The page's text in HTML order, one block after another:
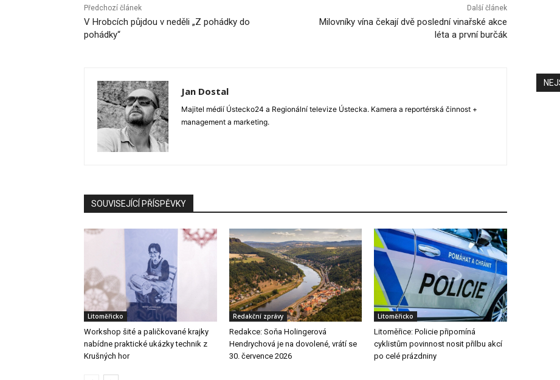
Předchozí článek
V Hrobcích půjdou v neděli „Z pohádky do
pohádky“
Další článek
Milovníky vína čekají dvě poslední vinařské akce
léta a první burčák
Jan Dostal
Majitel médií Ústecko24 a Regionální televize Ústecka. Kamera a reportérská činnost +
management a marketing.
SOUVISEJÍCÍ PŘÍSPĚVKY
Litoměřicko
Workshop šité a paličkované krajky
nabídne praktické ukázky technik z
Krušných hor
Redakční zprávy
Redakce: Soňa Holingerová
Hendrychová je na dovolené, vrátí se
30. července 2026
Litoměřicko
Litoměřice: Policie připomíná
cyklistům povinnost nosit přilbu akcí
po celé prázdniny